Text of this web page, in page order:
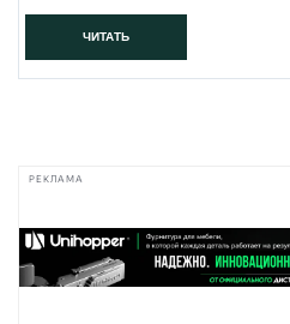
ЧИТАТЬ
РЕКЛАМА